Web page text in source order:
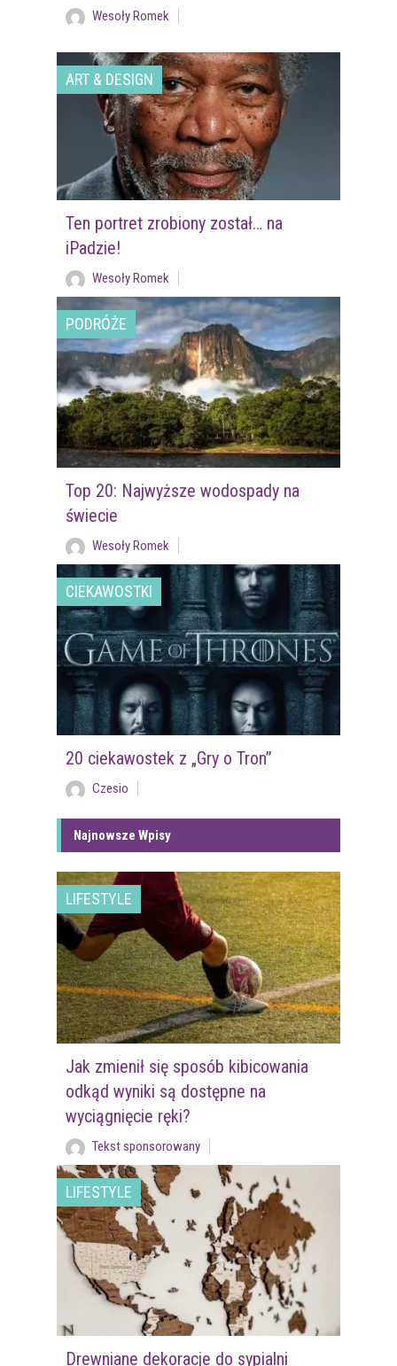
Wesoły Romek
ART & DESIGN
Ten portret zrobiony został… na
iPadzie!
Wesoły Romek
PODRÓŻE
Top 20: Najwyższe wodospady na
świecie
Wesoły Romek
CIEKAWOSTKI
20 ciekawostek z „Gry o Tron”
Czesio
Najnowsze Wpisy
LIFESTYLE
Jak zmienił się sposób kibicowania
odkąd wyniki są dostępne na
wyciągnięcie ręki?
Tekst sponsorowany
LIFESTYLE
Drewniane dekoracje do sypialni